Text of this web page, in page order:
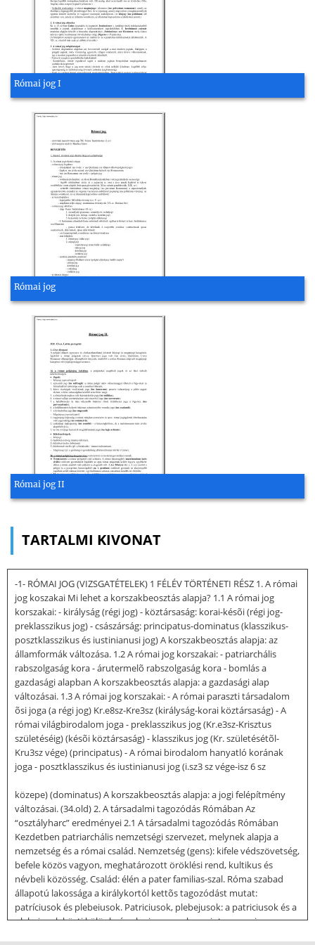
Római jog I
Római jog
Római jog II
TARTALMI KIVONAT
-1- RÓMAI JOG (VIZSGATÉTELEK) 1 FÉLÉV TÖRTÉNETI RÉSZ 1. A római
jog koszakai Mi lehet a korszakbeosztás alapja? 1.1 A római jog
korszakai: - királyság (régi jog) - köztársaság: korai-késõi (régi jog-
preklasszikus jog) - császárság: principatus-dominatus (klasszikus-
posztklasszikus és iustinianusi jog) A korszakbeosztás alapja: az
államformák változása. 1.2 A római jog korszakai: - patriarchális
rabszolgaság kora - árutermelõ rabszolgaság kora - bomlás a
gazdasági alapban A korszakbeosztás alapja: a gazdasági alap
változásai. 1.3 A római jog korszakai: - A római paraszti társadalom
õsi joga (a régi jog) Kr.e8sz-Kre3sz (királyság-korai köztársaság) - A
római világbirodalom joga - preklasszikus jog (Kr.e3sz-Krisztus
születéséig) (késõi köztársaság) - klasszikus jog (Kr. születésétõl-
Kru3sz vége) (principatus) - A római birodalom hanyatló korának
joga - posztklasszikus és iustinianusi jog (i.sz3 sz vége-isz 6 sz
közepe) (dominatus) A korszakbeosztás alapja: a jogi felépítmény
változásai. (34.old) 2. A társadalmi tagozódás Rómában Az
“osztályharc” eredményei 2.1 A társadalmi tagozódás Rómában
Kezdetben patriarchális nemzetségi szervezet, melynek alapja a
nemzetség és a római család. Nemzetség (gens): kifele védszövetség,
befele közös vagyon, meghatározott öröklési rend, kultikus és
névbeli közösség. Család: élén a pater familias-szal. Róma szabad
állapotú lakossága a királykortól kettõs tagozódást mutat:
patríciusok és plebeiusok. Patriciusok, plebejusok: a patriciusok és a
plebejusok közti különbség alapja egyesek szerint vagyoni